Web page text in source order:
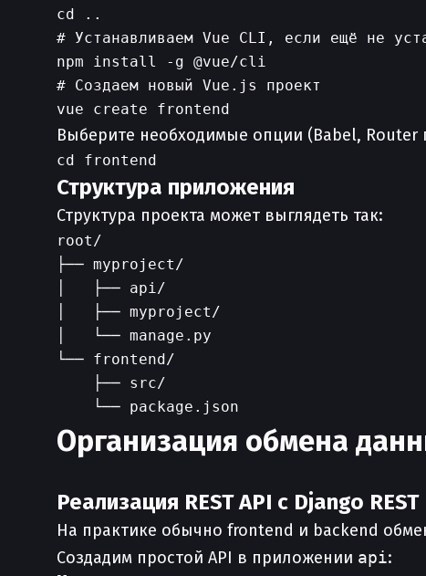
cd ..
# Устанавливаем Vue CLI, если ещё не
npm install -g @vue/cli
# Создаем новый Vue.js проект
Выберите необходимые опции (Babel,
Структура приложения
Структура проекта может выглядеть так:
root/
├── myproject/
│   ├── api/
│   ├── myproject/
│   └── manage.py
└── frontend/
    ├── src/
Организация обмена
Реализация REST API с Django
На практике обычно frontend и backend
Создадим простой API в приложении api: